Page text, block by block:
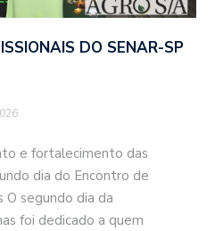
DO SENAR-SP
e fortalecimento das
dia do Encontro de
O segundo dia da
foi dedicado a quem